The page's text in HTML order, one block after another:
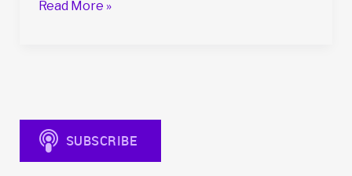
VB006
und
bei
Landesbischof
Read More »